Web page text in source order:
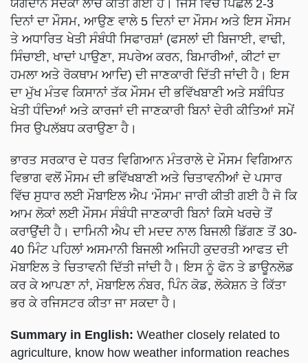
ਯੋਗਦਾਨ ਸਦਕਾ ਲਾਂਚ ਕੀਤੀ ਗਈ ਹੈ। ਜਿਸ ਵਿੱਚ ਪਿਛਲੇ 2-3
ਦਿਨਾਂ ਦਾ ਮੌਸਮ, ਆਉਣ ਵਾਲੇ 5 ਦਿਨਾਂ ਦਾ ਮੌਸਮ ਅਤੇ ਇਸ ਮੌਸਮ
ਤੇ ਅਧਾਰਿਤ ਖੇਤੀ ਸੰਬੰਧੀ ਸਿਫਾਰਸ਼ਾਂ (ਫਸਲਾਂ ਦੀ ਬਿਜਾਈ, ਵਾਢੀ,
ਸਿੰਚਾਈ, ਖਾਦਾਂ ਪਾਉਣਾ, ਸਪਰੇਅ ਕਰਨ, ਬਿਮਾਰੀਆਂ, ਕੀਟਾਂ ਦਾ
ਹਮਲਾ ਅਤੇ ਰੋਕਥਾਮ ਆਦਿ) ਦੀ ਜਾਣਕਾਰੀ ਦਿੱਤੀ ਜਾਂਦੀ ਹੈ। ਇਸ
ਦਾ ਮੁੱਖ ਮੰਤਵ ਕਿਸਾਨਾਂ ਤੱਕ ਮੌਸਮ ਦੀ ਭਵਿੱਖਬਾਣੀ ਅਤੇ ਸਬੰਧਿਤ
ਖੇਤੀ ਧੰਦਿਆਂ ਅਤੇ ਕਾਰਜਾਂ ਦੀ ਜਾਣਕਾਰੀ ਬਿਨਾਂ ਦੇਰੀ ਕੀਤਿਆਂ ਸਮੇਂ
ਸਿਰ ਉਪਲੱਬਧ ਕਰਾਉਣਾ ਹੈ।
ਭਾਰਤ ਸਰਕਾਰ ਦੇ ਧਰਤ ਵਿਗਿਆਨ ਮੰਤਰਾਲੇ ਦੇ ਮੌਸਮ ਵਿਗਿਆਨ
ਵਿਭਾਗ ਵਲੋਂ ਮੌਸਮ ਦੀ ਭਵਿੱਖਬਾਣੀ ਅਤੇ ਚਿਤਾਵਨੀਆਂ ਦੇ ਪਸਾਰ
ਵਿੱਚ ਸੁਧਾਰ ਲਈ ਮੌਬਾਇਲ ਐਪ ‘ਮੌਸਮ’ ਜਾਰੀ ਕੀਤੀ ਗਈ ਹੈ ਜੋ ਕਿ
ਆਮ ਲੋਕਾਂ ਲਈ ਮੌਸਮ ਸੰਬੰਧੀ ਜਾਣਕਾਰੀ ਬਿਨਾਂ ਕਿਸੇ ਖਰਚੇ ਤੋਂ
ਕਰਾਉਂਦੀ ਹੈ। ਦਾਮਿਨੀ ਐਪ ਦੀ ਮਦਦ ਨਾਲ ਬਿਜਲੀ ਡਿੱਗਣ ਤੋਂ 30-
40 ਮਿੰਟ ਪਹਿਲਾਂ ਅਸਮਾਨੀ ਬਿਜਲੀ ਅਜਿਹੀ ਕੁਦਰਤੀ ਆਫਤ ਦੀ
ਮੋਬਾਇਲ ਤੇ ਚਿਤਾਵਨੀ ਦਿੱਤੀ ਜਾਂਦੀ ਹੈ। ਇਸ ਨੂੰ ਫੋਨ ਤੇ ਡਾਊਨਲੋਡ
ਕਰ ਕੇ ਆਪਣਾ ਨਾਂ, ਮੋਬਾਇਲ ਨੰਬਰ, ਪਿੰਨ ਕੋਡ, ਲੋਕੇਸ਼ਨ ਤੇ ਕਿੱਤਾ
ਭਰ ਕੇ ਰਜਿਸਟਰ ਕੀਤਾ ਜਾ ਸਕਦਾ ਹੈ।
Summary in English: Weather closely related to
agriculture, know how weather information reaches